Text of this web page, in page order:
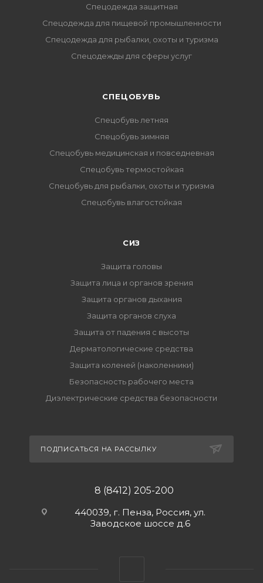
Спецодежда защитная
Спецодежда для пищевой промышленности
Спецодежда для рыбалки, охоты и туризма
Спецодежды для сферы услуг
CПЕЦОБУВЬ
Спецобувь летняя
Спецобувь зимняя
Спецобувь медицинская и повседневная
Спецобувь термостойкая
Спецобувь для рыбалки, охоты и туризма
Спецобувь влагостойкая
СИЗ
Защита головы
Защита лица и органов зрения
Защита органов дыхания
Защита органов слуха
Защита от падения с высоты
Дерматологические средства
Защита коленей (наколенники)
Безопасность рабочего места
Диэлектрические средства безопасности
ПОДПИСАТЬСЯ НА РАССЫЛКУ
8 (8412) 205-200
440039, г. Пенза, Россия, ул.
Заводское шоссе д.6